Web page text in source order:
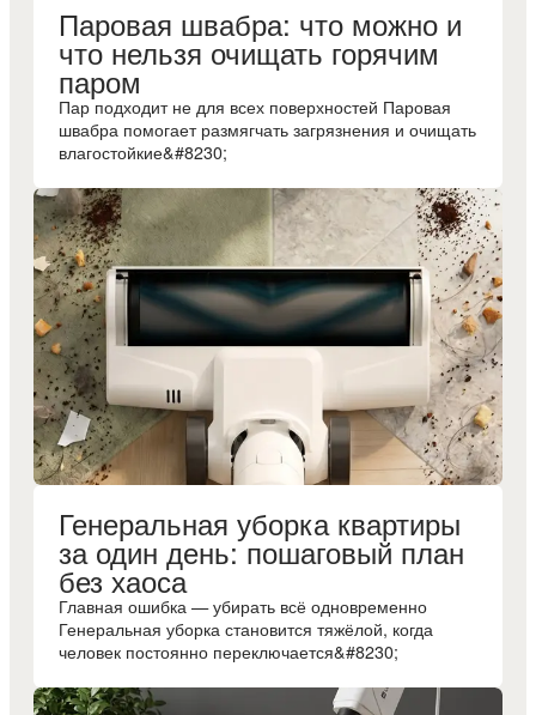
Паровая швабра: что можно и
что нельзя очищать горячим
паром
Пар подходит не для всех поверхностей Паровая
швабра помогает размягчать загрязнения и очищать
влагостойкие&#8230;
Генеральная уборка квартиры
за один день: пошаговый план
без хаоса
Главная ошибка — убирать всё одновременно
Генеральная уборка становится тяжёлой, когда
человек постоянно переключается&#8230;